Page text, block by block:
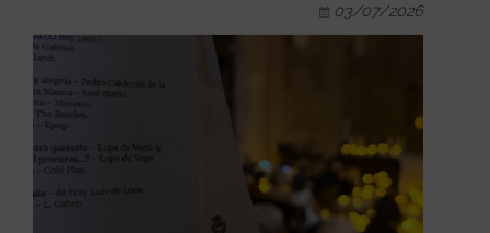
03/07/2026